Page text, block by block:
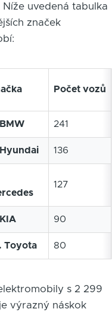
uvedená tabulka
značek
Počet vozů
241
136
127
90
Toyota 80
s 2 299
výrazný náskok